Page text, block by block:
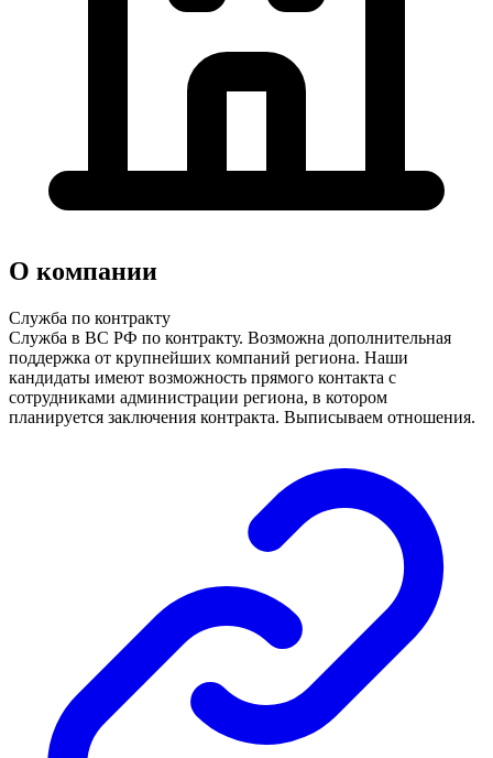
О компании
Служба по контракту
Служба в ВС РФ по контракту. Возможна дополнительная
поддержка от крупнейших компаний региона. Наши
кандидаты имеют возможность прямого контакта с
сотрудниками администрации региона, в котором
планируется заключения контракта. Выписываем отношения.